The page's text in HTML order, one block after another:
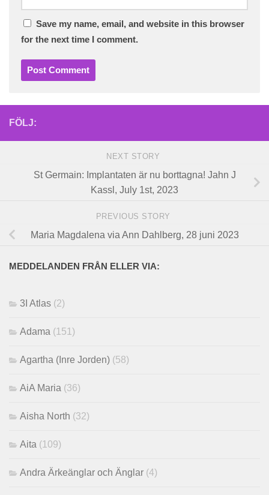
Save my name, email, and website in this browser
for the next time I comment.
FÖLJ:
NEXT STORY
St Germain: Implantaten är nu borttagna! Jahn J
Kassl, July 1st, 2023
PREVIOUS STORY
Maria Magdalena via Ann Dahlberg, 28 juni 2023
MEDDELANDEN FRÅN ELLER VIA:
3I Atlas (2)
Adama (151)
Agartha (Inre Jorden) (58)
AiA Maria (36)
Aisha North (32)
Aita (109)
Andra Ärkeänglar och Änglar (4)